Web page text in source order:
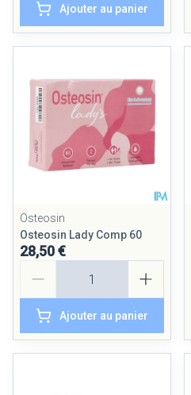
Ajouter au panier
Osteosin
Osteosin Lady Comp 60
28,50 €
Ajouter au panier